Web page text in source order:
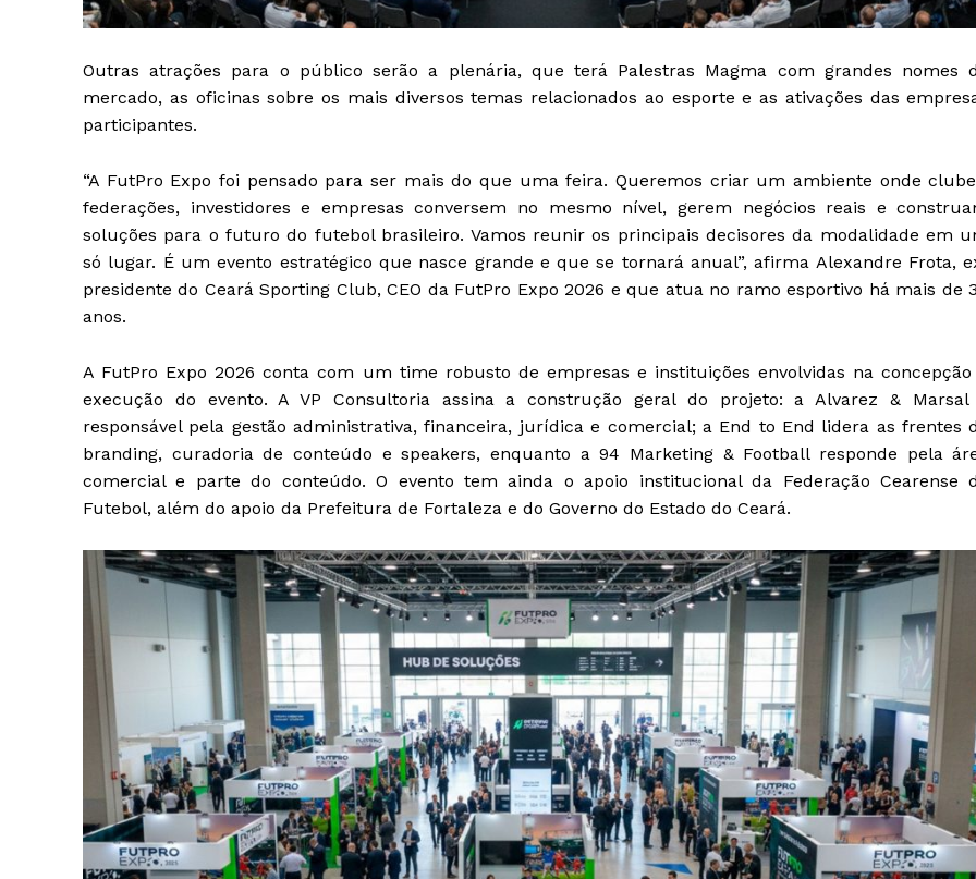
Outras atrações para o público serão a plenária, que terá Palestras Magma com grandes nomes
mercado, as oficinas sobre os mais diversos temas relacionados ao esporte e as ativações das
participantes.
“A FutPro Expo foi pensado para ser mais do que uma feira. Queremos criar um ambiente onde
federações, investidores e empresas conversem no mesmo nível, gerem negócios reais e
soluções para o futuro do futebol brasileiro. Vamos reunir os principais decisores da modalidade em
só lugar. É um evento estratégico que nasce grande e que se tornará anual”, afirma Alexandre Frota,
presidente do Ceará Sporting Club, CEO da FutPro Expo 2026 e que atua no ramo esportivo há mais de
anos.
A FutPro Expo 2026 conta com um time robusto de empresas e instituições envolvidas na
execução do evento. A VP Consultoria assina a construção geral do projeto: a Alvarez & Marsal
responsável pela gestão administrativa, financeira, jurídica e comercial; a End to End lidera as frentes
branding, curadoria de conteúdo e speakers, enquanto a 94 Marketing & Football responde pela
comercial e parte do conteúdo. O evento tem ainda o apoio institucional da Federação Cearense
Futebol, além do apoio da Prefeitura de Fortaleza e do Governo do Estado do Ceará.